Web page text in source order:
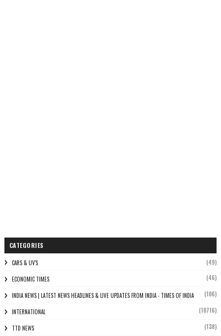
CATEGORIES
CARS & UV'S (49)
ECONOMIC TIMES (46)
INDIA NEWS | LATEST NEWS HEADLINES & LIVE UPDATES FROM INDIA - TIMES OF INDIA (106)
INTERNATIONAL (10716)
TTD NEWS (138)